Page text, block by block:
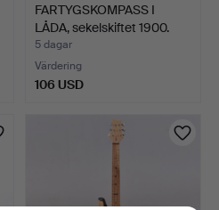
FARTYGSKOMPASS I
LÅDA, sekelskiftet 1900.
5 dagar
Värdering
106 USD